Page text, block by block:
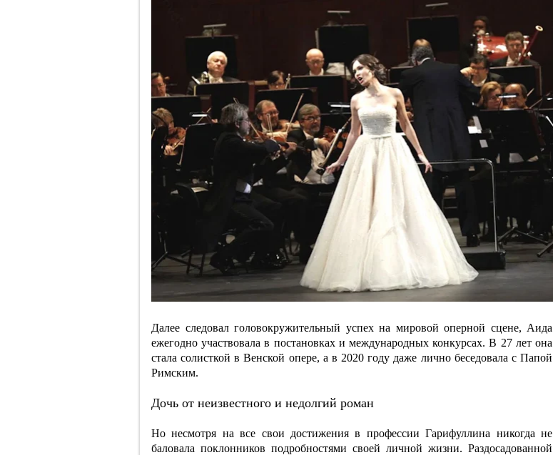
Далее следовал головокружительный успех на мировой оперной сцене, Аида
ежегодно участвовала в постановках и международных конкурсах. В 27 лет она
стала солисткой в Венской опере, а в 2020 году даже лично беседовала с Папой
Римским.
Дочь от неизвестного и недолгий роман
Но несмотря на все свои достижения в профессии Гарифуллина никогда не
баловала поклонников подробностями своей личной жизни. Раздосадованной